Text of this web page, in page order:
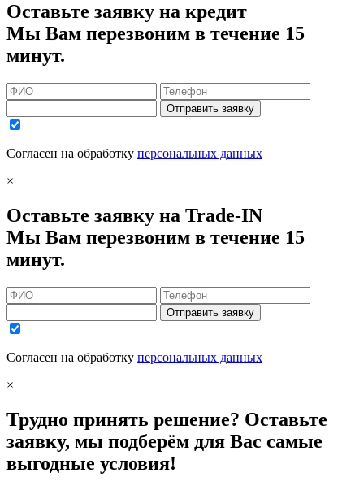
Оставьте заявку на кредит
Мы Вам перезвоним в течение 15
минут.
Отправить заявку
Согласен на обработку персональных данных
×
Оставьте заявку на Trade-IN
Мы Вам перезвоним в течение 15
минут.
Отправить заявку
Согласен на обработку персональных данных
×
Трудно принять решение? Оставьте
заявку, мы подберём для Вас самые
выгодные условия!